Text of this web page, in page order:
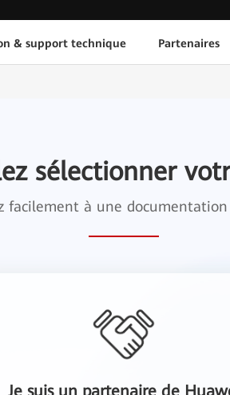
& support technique Partenaires
sélectionner
facilement à une
Je suis un partenaire de